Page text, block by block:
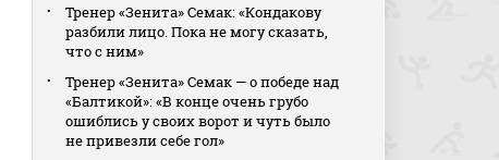
Тренер «Зенита» Семак: «Кондакову
разбили лицо. Пока не могу сказать,
что с ним»
Тренер «Зенита» Семак — о победе над
«Балтикой»: «В конце очень грубо
ошиблись у своих ворот и чуть было
не привезли себе гол»